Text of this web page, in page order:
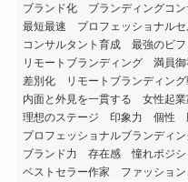
ブランド化
ブランディングコ
最短最速
プロフェッショナル
コンサルタント育成
最強のビ
リモートブランディング
満員
差別化
リモートブランディン
内面と外見を一貫する
女性起業
理想のステージ
印象力 個性
プロフェッショナルブランディ
ブランド力
存在感 憧れポジシ
ベストセラー作家
ファッショ